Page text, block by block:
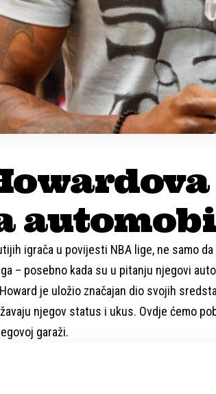
igrača u povijesti NBA lige, ne samo
– posebno kada su u pitanju njegovi
je uložio značajan dio svojih
njegov status i ukus. Ovdje ćemo
garaži.